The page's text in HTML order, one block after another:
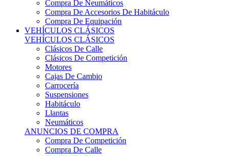
Compra De Equipación
VEHÍCULOS CLÁSICOS
VEHÍCULOS CLÁSICOS
Clásicos De Calle
Clásicos De Competición
Motores
Cajas De Cambio
Carrocería
Suspensiones
Habitáculo
Llantas
Neumáticos
ANUNCIOS DE COMPRA
Compra De Competición
Compra De Calle
Compra De Piezas